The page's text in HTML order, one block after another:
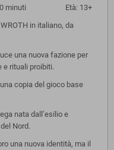
60 minuti Età: 13+
in italiano, da
una nuova fazione per
e rituali proibiti.
copia del gioco base
nata dall’esilio e
Nord.
una nuova identità, ma il